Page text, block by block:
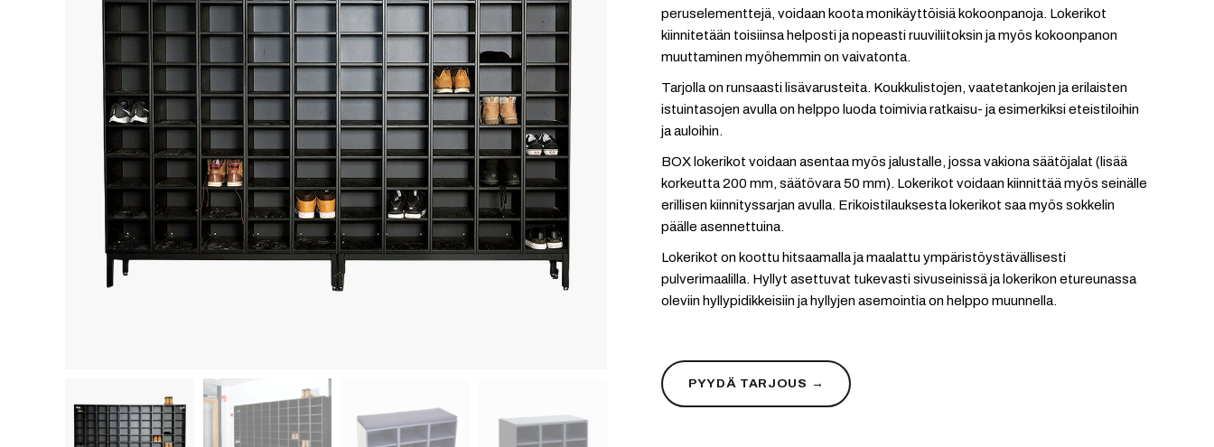
peruselementtejä, voidaan koota monikäyttöisiä kokoonpanoja. Lokerikot
kiinnitetään toisiinsa helposti ja nopeasti ruuviliitoksin ja myös kokoonpanon
muuttaminen myöhemmin on vaivatonta.
Tarjolla on runsaasti lisävarusteita. Koukkulistojen, vaatetankojen ja erilaisten
istuintasojen avulla on helppo luoda toimivia ratkaisu- ja esimerkiksi eteistiloihin
ja auloihin.
BOX lokerikot voidaan asentaa myös jalustalle, jossa vakiona säätöjalat (lisää
korkeutta 200 mm, säätövara 50 mm). Lokerikot voidaan kiinnittää myös seinälle
erillisen kiinnityssarjan avulla. Erikoistilauksesta lokerikot saa myös sokkelin
päälle asennettuina.
Lokerikot on koottu hitsaamalla ja maalattu ympäristöystävällisesti
pulverimaalilla. Hyllyt asettuvat tukevasti sivuseinissä ja lokerikon etureunassa
oleviin hyllypidikkeisiin ja hyllyjen asemointia on helppo muunnella.
PYYDÄ TARJOUS →